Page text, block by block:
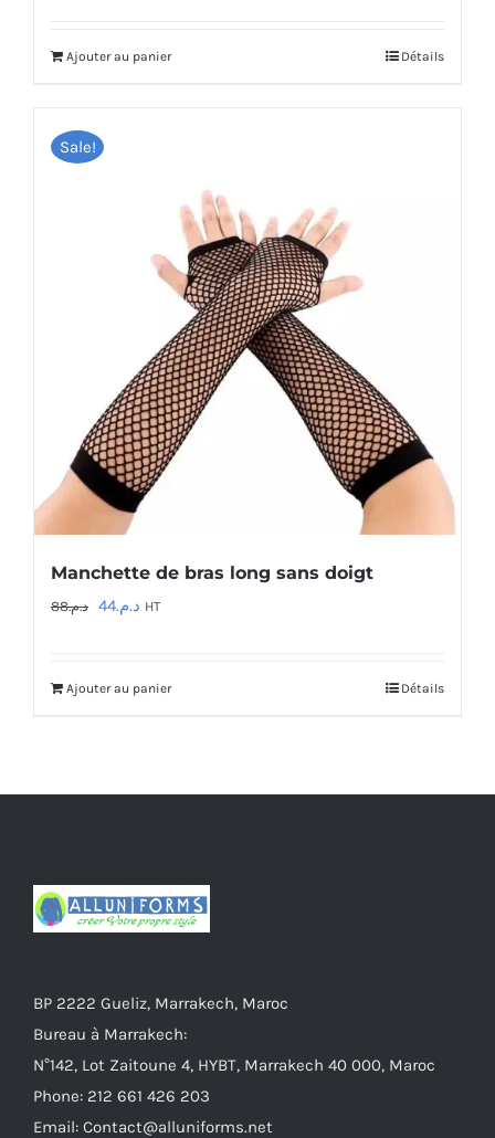
Ajouter au panier Détails
Sale!
Manchette de bras long sans doigt
د.م.88
Le
était :
د.م.44
Le
est :
HT
Ajouter au panier Détails
BP 2222 Gueliz, Marrakech, Maroc
Bureau à Marrakech:
N°142, Lot Zaitoune 4, HYBT, Marrakech 40 000, Maroc
Phone: 212 661 426 203
Email: Contact@alluniforms.net